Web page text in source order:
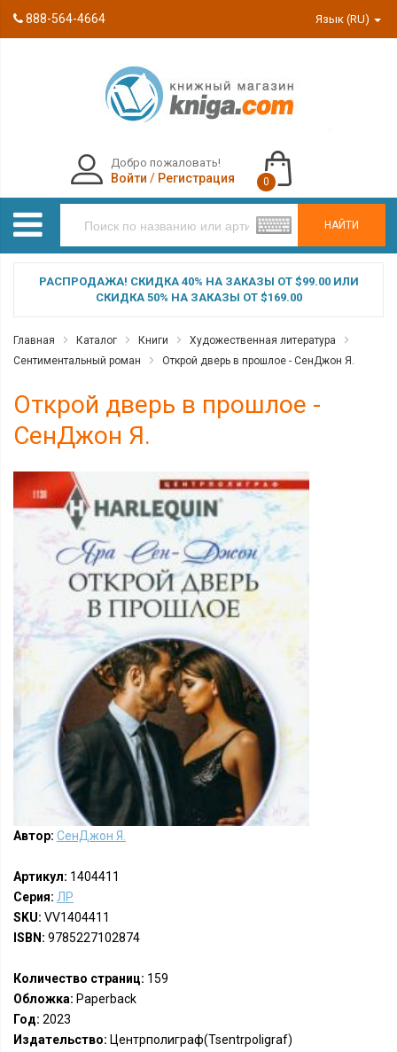
888-564-4664 Язык (RU)
НАЙТИ
Добро пожаловать!
Войти / Регистрация 0
РАСПРОДАЖА! СКИДКА 40% НА ЗАКАЗЫ ОТ $99.00 ИЛИ
СКИДКА 50% НА ЗАКАЗЫ ОТ $169.00
Главная Каталог Книги
Художественная литература
Сентиментальный роман
Открой дверь в прошлое - СенДжон Я.
Открой дверь в прошлое -
СенДжон Я.
Автор: СенДжон Я.
Артикул: 1404411
Серия: ЛР
SKU: VV1404411
ISBN: 9785227102874
Количество страниц: 159
Обложка: Paperback
Год: 2023
Издательство: Центрполиграф(Tsentrpoligraf)